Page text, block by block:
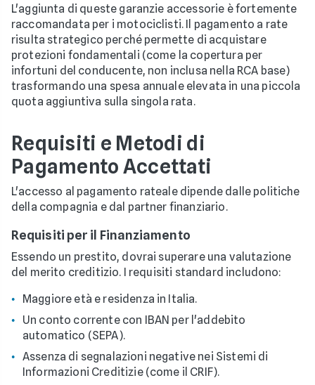
L'aggiunta di queste garanzie accessorie è fortemente
raccomandata per i motociclisti. Il pagamento a rate
risulta strategico perché permette di acquistare
protezioni fondamentali (come la copertura per
infortuni del conducente, non inclusa nella RCA base)
trasformando una spesa annuale elevata in una piccola
quota aggiuntiva sulla singola rata.
Requisiti e Metodi di
Pagamento Accettati
L'accesso al pagamento rateale dipende dalle politiche
della compagnia e dal partner finanziario.
Requisiti per il Finanziamento
Essendo un prestito, dovrai superare una valutazione
del merito creditizio. I requisiti standard includono:
Maggiore età e residenza in Italia.
Un conto corrente con IBAN per l'addebito
automatico (SEPA).
Assenza di segnalazioni negative nei Sistemi di
Informazioni Creditizie (come il CRIF).